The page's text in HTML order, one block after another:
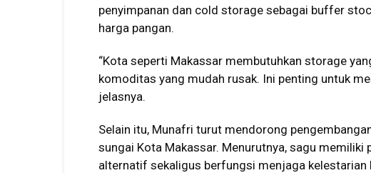
penyimpanan dan cold storage sebagai buffer
harga pangan.
“Kota seperti Makassar membutuhkan storage
komoditas yang mudah rusak. Ini penting untuk
jelasnya.
Selain itu, Munafri turut mendorong
sungai Kota Makassar. Menurutnya, sagu
alternatif sekaligus berfungsi menjaga kelestarian